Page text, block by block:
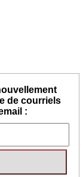
de courriels
: